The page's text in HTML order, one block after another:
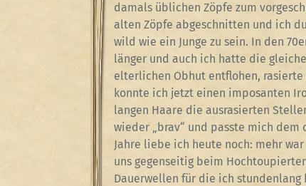
damals üblichen Zöpfe zum
alten Zöpfe abgeschnitten und ich
wild wie ein Junge zu sein. In den
länger und auch ich hatte die
elterlichen Obhut entflohen,
konnte ich jetzt einen imposanten
langen Haare die ausrasierten
wieder „brav“ und passte mich dem
Jahre liebe ich heute noch: mehr
uns gegenseitig beim
Dauerwellen für die ich stundenlang